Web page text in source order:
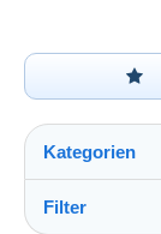
Kategorien
Filter